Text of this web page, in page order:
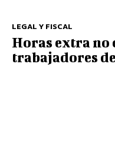
LEGAL Y FISCAL
Horas extra no
trabajadores